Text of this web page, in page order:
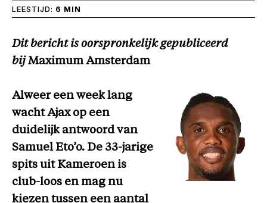
LEESTIJD: 6 MIN
Dit bericht is oorspronkelijk gepubliceerd
bij Maximum Amsterdam
Alweer een week lang
wacht Ajax op een
duidelijk antwoord van
Samuel Eto’o. De 33-jarige
spits uit Kameroen is
club-loos en mag nu
kiezen tussen een aantal